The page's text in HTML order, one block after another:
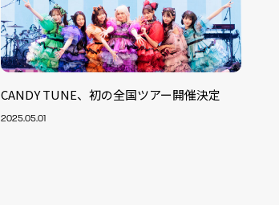
CANDY TUNE、初の全国ツアー開催決定
2025.05.01